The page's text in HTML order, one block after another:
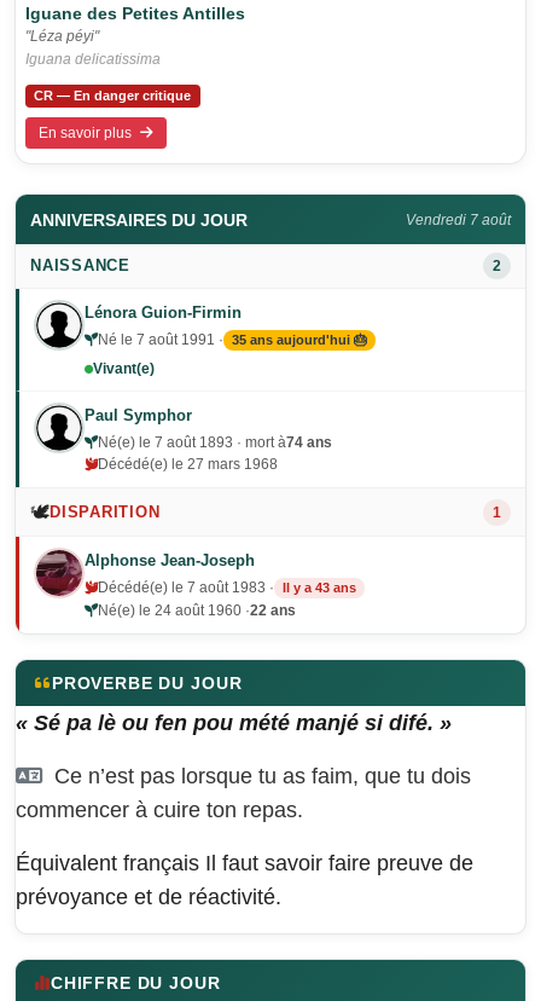
Iguane des Petites Antilles
"Léza péyi"
Iguana delicatissima
CR — En danger critique
En savoir plus
ANNIVERSAIRES DU JOUR Vendredi 7 août
NAISSANCE 2
Lénora Guion-Firmin
Né le 7 août 1991 · 35 ans aujourd'hui 🎂
Vivant(e)
Paul Symphor
Né(e) le 7 août 1893 · mort à74 ans
Décédé(e) le 27 mars 1968
🕊️DISPARITION 1
Alphonse Jean-Joseph
Décédé(e) le 7 août 1983 · Il y a 43 ans
Né(e) le 24 août 1960 ·22 ans
PROVERBE DU JOUR
« Sé pa lè ou fen pou mété manjé si difé. »
Ce n’est pas lorsque tu as faim, que tu dois
commencer à cuire ton repas.
Équivalent français Il faut savoir faire preuve de
prévoyance et de réactivité.
CHIFFRE DU JOUR